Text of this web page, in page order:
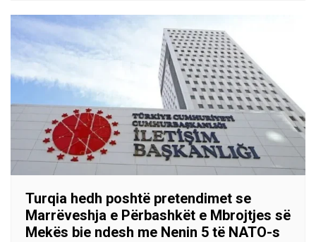
Turqia hedh poshtë pretendimet se
Marrëveshja e Përbashkët e Mbrojtjes së
Mekës bie ndesh me Nenin 5 të NATO-s